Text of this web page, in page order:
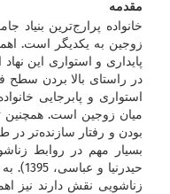
مقدمه
خانواده پرارج‌ترین
زوجین به یکدیگر است.
پایداری و استواری این
در راستای بالا بردن سطح
استواری و پابرجایی
میان زوجین است. همچنین
بودن و رفتار سازنده‌تر
بسیار مهم در روابط
زناشویی نقش دارند نیز